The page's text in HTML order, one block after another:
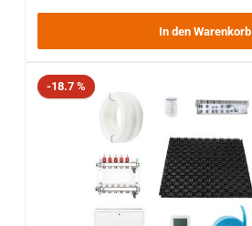
In den Warenkorb
Rabatt
-18.7 %